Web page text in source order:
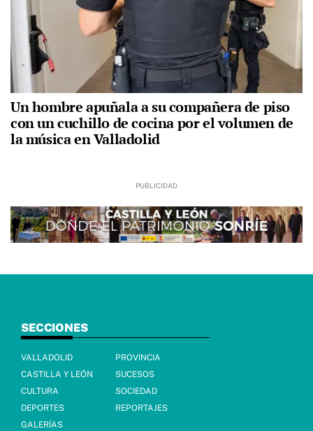
Un hombre apuñala a su compañera de piso
con un cuchillo de cocina por el volumen de
la música en Valladolid
SECCIONES
VALLADOLID
PROVINCIA
CASTILLA Y LEÓN
SUCESOS
CULTURA
SOCIEDAD
DEPORTES
REPORTAJES
GALERÍAS